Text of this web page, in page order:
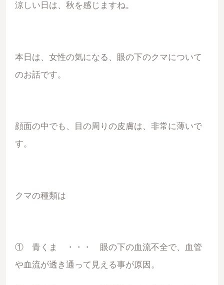
涼しい日は、秋を感じますね。
本日は、女性の気になる、眼の下のクマについて
のお話です。
顔面の中でも、目の周りの皮膚は、非常に薄いで
す。
クマの種類は
① 青くま ・・・ 眼の下の血流不全で、血管
や血流が透き通って見える事が原因。